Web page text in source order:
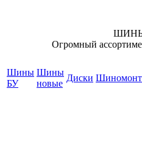
Огромный
Шины
БУ
Шины
новые
Диски